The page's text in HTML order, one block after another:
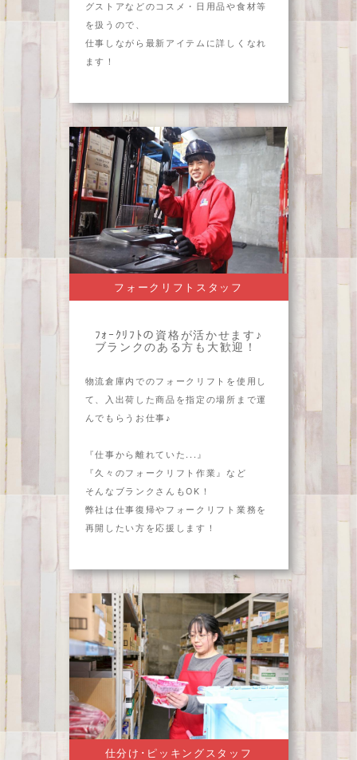
グストアなどのコスメ・日用品や食材等
を扱うので、
仕事しながら最新アイテムに詳しくなれ
ます！
フォークリフトスタッフ
ﾌｫｰｸﾘﾌﾄの資格が活かせます♪
ブランクのある方も大歓迎！
物流倉庫内でのフォークリフトを使用し
て、入出荷した商品を指定の場所まで運
んでもらうお仕事♪
『仕事から離れていた...』
『久々のフォークリフト作業』など
そんなブランクさんもOK！
弊社は仕事復帰やフォークリフト業務を
再開したい方を応援します！
仕分け･ピッキングスタッフ